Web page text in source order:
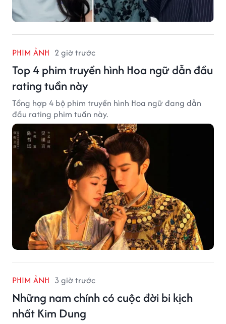
PHIM ẢNH 2 giờ trước
Top 4 phim truyền hình Hoa ngữ dẫn đầu
rating tuần này
Tổng hợp 4 bộ phim truyền hình Hoa ngữ đang dẫn
đầu rating phim tuần này.
PHIM ẢNH 3 giờ trước
Những nam chính có cuộc đời bi kịch
nhất Kim Dung